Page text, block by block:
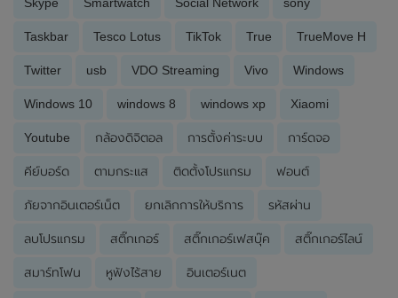
Taskbar Tesco Lotus TikTok True TrueMove H
Twitter usb VDO Streaming Vivo Windows
Windows 10 windows 8 windows xp Xiaomi
Youtube กล้องดิจิตอล การตั้งค่าระบบ การ์ดจอ
คีย์บอร์ด ตามกระแส ติดตั้งโปรแกรม ฟอนต์
ภัยจากอินเตอร์เน็ต ยกเลิกการให้บริการ รหัสผ่าน
ลบโปรแกรม สติ๊กเกอร์ สติ๊กเกอร์เฟสบุ๊ค สติ๊กเกอร์ไลน์
สมาร์ทโฟน หูฟังไร้สาย อินเตอร์เนต